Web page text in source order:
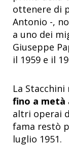
ottenere di
Antonio -,
a uno dei
Giuseppe
il 1959 e il
La
fino a metà
altri operai
fama restò
luglio 1951.